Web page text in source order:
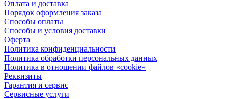
Оплата и доставка
Порядок оформления заказа
Способы оплаты
Способы и условия доставки
Оферта
Политика конфиденциальности
Политика обработки персональных данных
Политика в отношении файлов «cookie»
Реквизиты
Гарантия и сервис
Сервисные услуги